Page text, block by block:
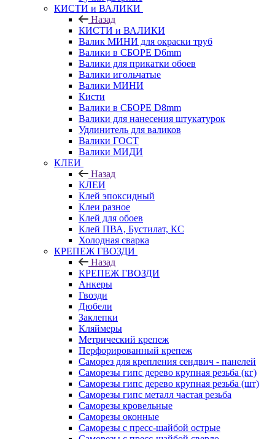
КИСТИ и ВАЛИКИ
Назад
КИСТИ и ВАЛИКИ
Валик МИНИ для окраски труб
Валики в СБОРЕ D6mm
Валики для прикатки обоев
Валики игольчатые
Валики МИНИ
Кисти
Валики в СБОРЕ D8mm
Валики для нанесения штукатурок
Удлинитель для валиков
Валики ГОСТ
Валики МИДИ
КЛЕИ
Назад
КЛЕИ
Клей эпоксидный
Клеи разное
Клей для обоев
Клей ПВА, Бустилат, КС
Холодная сварка
КРЕПЕЖ ГВОЗДИ
Назад
КРЕПЕЖ ГВОЗДИ
Анкеры
Гвозди
Дюбели
Заклепки
Кляймеры
Метрический крепеж
Перфорированный крепеж
Саморез для крепления сендвич - панелей
Саморезы гипс дерево крупная резьба (кг)
Саморезы гипс дерево крупная резьба (шт)
Саморезы гипс металл частая резьба
Саморезы кровельные
Саморезы оконные
Саморезы с пресс-шайбой острые